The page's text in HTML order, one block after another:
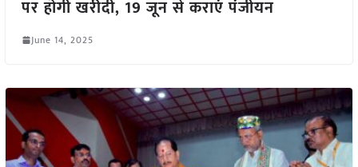
पर होगी खरीदी, 19 जून से कराएं पंजीयन
June 14, 2025